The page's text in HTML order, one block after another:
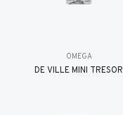
OMEGA
DE VILLE MINI TRÉSOR